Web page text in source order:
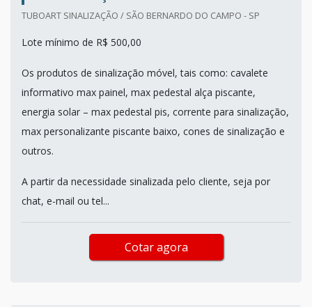
TUBOART SINALIZAÇÃO / SÃO BERNARDO DO CAMPO - SP
Lote mínimo de R$ 500,00
Os produtos de sinalização móvel, tais como: cavalete
informativo max painel, max pedestal alça piscante,
energia solar – max pedestal pis, corrente para sinalização,
max personalizante piscante baixo, cones de sinalização e
outros.
A partir da necessidade sinalizada pelo cliente, seja por
chat, e-mail ou tel...
Cotar agora